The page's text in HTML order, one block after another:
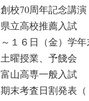
校70周年記念講演
立高校推薦入試
１６日（金）学
曜授業、予餞会
山高専一般入試
末考査日割発表（